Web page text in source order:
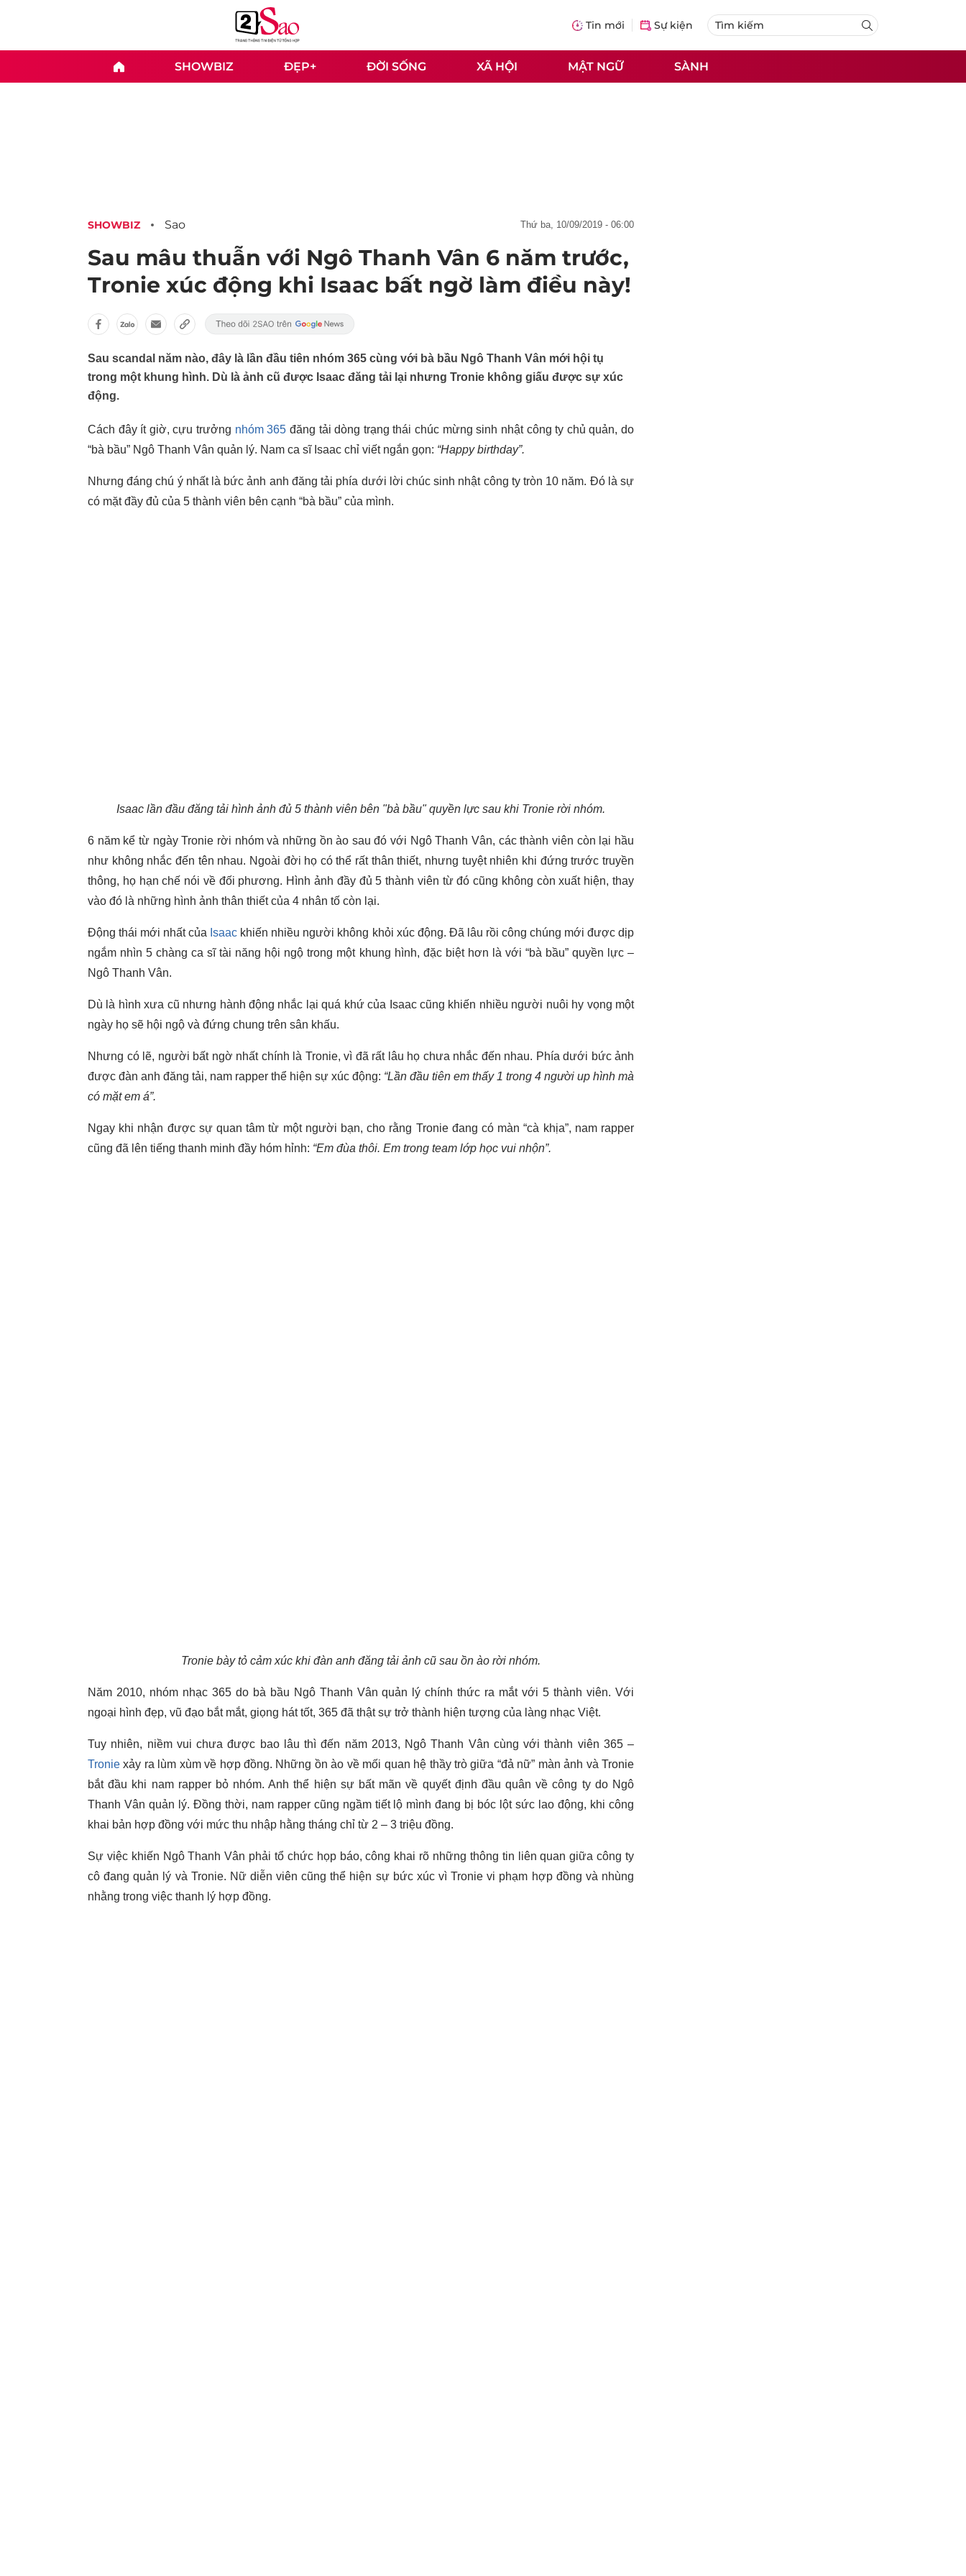
Tin mới Sự kiện
SHOWBIZ ĐẸP+ ĐỜI SỐNG XÃ HỘI MẬT NGỮ SÀNH
SHOWBIZ Sao thứ ba, 10/09/2019 - 06:00
Sau mâu thuẫn với Ngô Thanh Vân 6 năm trước,
Tronie xúc động khi Isaac bất ngờ làm điều này!
Sau scandal năm nào, đây là lần đầu tiên nhóm 365 cùng với bà bầu Ngô Thanh Vân mới hội tụ
trong một khung hình. Dù là ảnh cũ được Isaac đăng tải lại nhưng Tronie không giấu được sự xúc
động.
Cách đây ít giờ, cựu trưởng nhóm 365 đăng tải dòng trạng thái chúc mừng sinh nhật công ty chủ quản, do
“bà bầu” Ngô Thanh Vân quản lý. Nam ca sĩ Isaac chỉ viết ngắn gọn: “Happy birthday”.
Nhưng đáng chú ý nhất là bức ảnh anh đăng tải phía dưới lời chúc sinh nhật công ty tròn 10 năm. Đó là sự
có mặt đầy đủ của 5 thành viên bên cạnh “bà bầu” của mình.
Isaac lần đầu đăng tải hình ảnh đủ 5 thành viên bên "bà bầu" quyền lực sau khi Tronie rời nhóm.
6 năm kể từ ngày Tronie rời nhóm và những ồn ào sau đó với Ngô Thanh Vân, các thành viên còn lại hầu
như không nhắc đến tên nhau. Ngoài đời họ có thể rất thân thiết, nhưng tuyệt nhiên khi đứng trước truyền
thông, họ hạn chế nói về đối phương. Hình ảnh đầy đủ 5 thành viên từ đó cũng không còn xuất hiện, thay
vào đó là những hình ảnh thân thiết của 4 nhân tố còn lại.
Động thái mới nhất của Isaac khiến nhiều người không khỏi xúc động. Đã lâu rồi công chúng mới được dịp
ngắm nhìn 5 chàng ca sĩ tài năng hội ngộ trong một khung hình, đặc biệt hơn là với “bà bầu” quyền lực –
Ngô Thanh Vân.
Dù là hình xưa cũ nhưng hành động nhắc lại quá khứ của Isaac cũng khiến nhiều người nuôi hy vọng một
ngày họ sẽ hội ngộ và đứng chung trên sân khấu.
Nhưng có lẽ, người bất ngờ nhất chính là Tronie, vì đã rất lâu họ chưa nhắc đến nhau. Phía dưới bức ảnh
được đàn anh đăng tải, nam rapper thể hiện sự xúc động: “Lần đầu tiên em thấy 1 trong 4 người up hình mà
có mặt em á”.
Ngay khi nhận được sự quan tâm từ một người bạn, cho rằng Tronie đang có màn “cà khịa”, nam rapper
cũng đã lên tiếng thanh minh đầy hóm hỉnh: “Em đùa thôi. Em trong team lớp học vui nhộn”.
Tronie bày tỏ cảm xúc khi đàn anh đăng tải ảnh cũ sau ồn ào rời nhóm.
Năm 2010, nhóm nhạc 365 do bà bầu Ngô Thanh Vân quản lý chính thức ra mắt với 5 thành viên. Với
ngoại hình đẹp, vũ đạo bắt mắt, giọng hát tốt, 365 đã thật sự trở thành hiện tượng của làng nhạc Việt.
Tuy nhiên, niềm vui chưa được bao lâu thì đến năm 2013, Ngô Thanh Vân cùng với thành viên 365 –
Tronie xảy ra lùm xùm về hợp đồng. Những ồn ào về mối quan hệ thầy trò giữa “đả nữ” màn ảnh và Tronie
bắt đầu khi nam rapper bỏ nhóm. Anh thể hiện sự bất mãn về quyết định đầu quân về công ty do Ngô
Thanh Vân quản lý. Đồng thời, nam rapper cũng ngầm tiết lộ mình đang bị bóc lột sức lao động, khi công
khai bản hợp đồng với mức thu nhập hằng tháng chỉ từ 2 – 3 triệu đồng.
Sự việc khiến Ngô Thanh Vân phải tổ chức họp báo, công khai rõ những thông tin liên quan giữa công ty
cô đang quản lý và Tronie. Nữ diễn viên cũng thể hiện sự bức xúc vì Tronie vi phạm hợp đồng và nhùng
nhằng trong việc thanh lý hợp đồng.